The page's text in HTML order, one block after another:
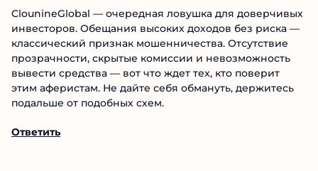
ClounineGlobal — очередная ловушка для
доверчивых инвесторов. Обещания высоких
доходов без риска — классический признак
мошенничества. Отсутствие прозрачности, скрытые
комиссии и невозможность вывести средства — вот
себя обмануть, держитесь подальше от подобных